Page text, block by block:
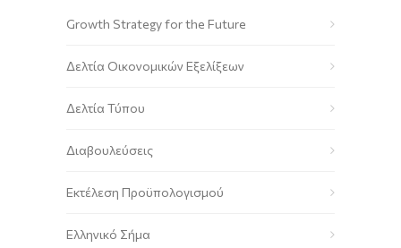
Growth Strategy for the Future
Δελτία Οικονομικών Εξελίξεων
Δελτία Τύπου
Διαβουλεύσεις
Εκτέλεση Προϋπολογισμού
Ελληνικό Σήμα